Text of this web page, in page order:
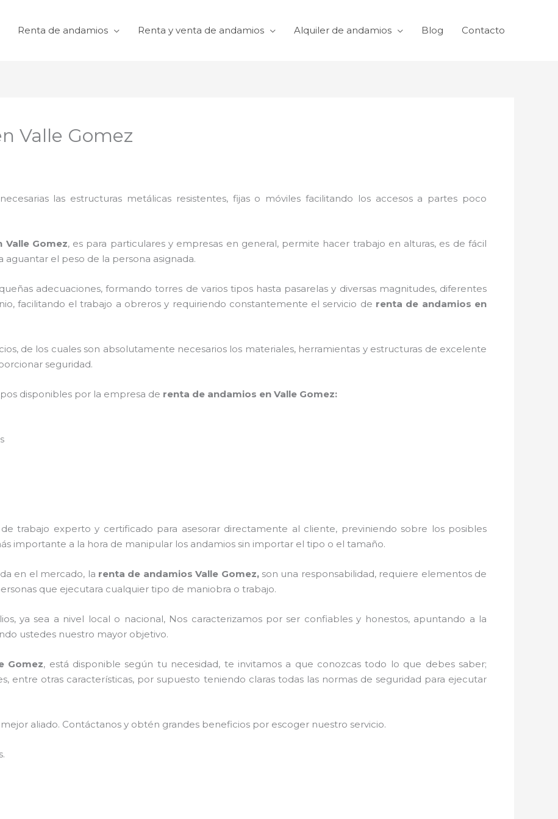
Renta de andamios Renta y venta de andamios Alquiler de andamios Blog Contacto
Valle Gomez
las estructuras metálicas resistentes, fijas o móviles facilitando los accesos a partes poco
Valle Gomez, es para particulares y empresas en general, permite hacer trabajo en alturas, es de fácil
el peso de la persona asignada.
adecuaciones, formando torres de varios tipos hasta pasarelas y diversas magnitudes, diferentes
facilitando el trabajo a obreros y requiriendo constantemente el servicio de renta de andamios en
de los cuales son absolutamente necesarios los materiales, herramientas y estructuras de excelente
seguridad.
disponibles por la empresa de renta de andamios en Valle Gomez:
trabajo experto y certificado para asesorar directamente al cliente, previniendo sobre los posibles
importante a la hora de manipular los andamios sin importar el tipo o el tamaño.
en el mercado, la renta de andamios Valle Gomez,son una responsabilidad, requiere elementos de
que ejecutara cualquier tipo de maniobra o trabajo.
ya sea a nivel local o nacional, Nos caracterizamos por ser confiables y honestos, apuntando a la
ustedes nuestro mayor objetivo.
Gomez, está disponible según tu necesidad, te invitamos a que conozcas todo lo que debes saber;
entre otras características, por supuesto teniendo claras todas las normas de seguridad para ejecutar
aliado. Contáctanos y obtén grandes beneficios por escoger nuestro servicio.